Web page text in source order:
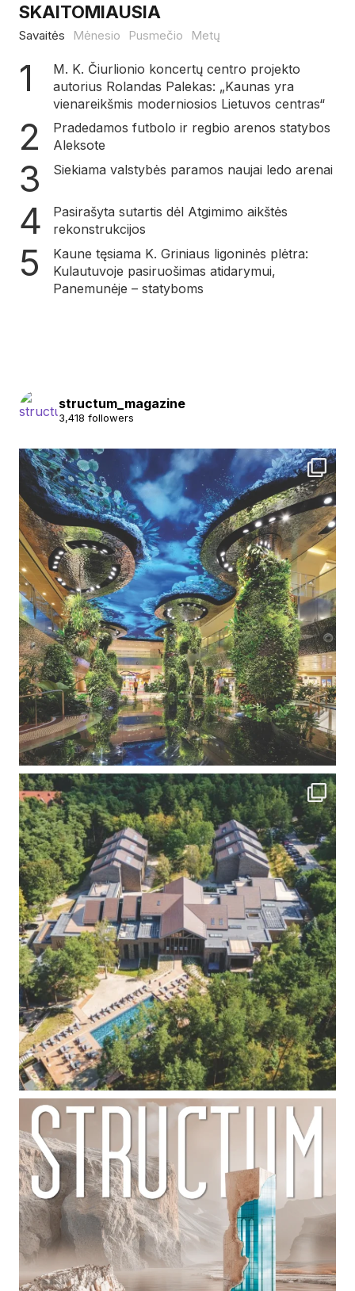
SKAITOMIAUSIA
Savaitės Mėnesio Pusmečio Metų
M. K. Čiurlionio koncertų centro projekto
autorius Rolandas Palekas: „Kaunas yra
vienareikšmis moderniosios Lietuvos centras“
Pradedamos futbolo ir regbio arenos statybos
Aleksote
Siekiama valstybės paramos naujai ledo arenai
Pasirašyta sutartis dėl Atgimimo aikštės
rekonstrukcijos
Kaune tęsiama K. Griniaus ligoninės plėtra:
Kulautuvoje pasiruošimas atidarymui,
Panemunėje – statyboms
structum_magazine
3,418 followers